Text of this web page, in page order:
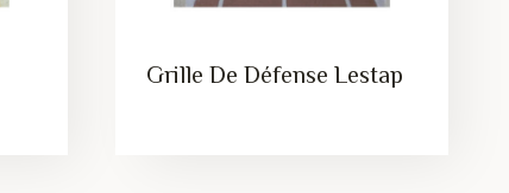
Grille De Défense Lestap